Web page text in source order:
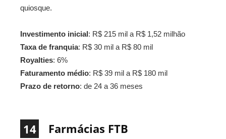
quiosque.
Investimento inicial: R$ 215 mil a R$ 1,52 milhão
Taxa de franquia: R$ 30 mil a R$ 80 mil
Royalties: 6%
Faturamento médio: R$ 39 mil a R$ 180 mil
Prazo de retorno: de 24 a 36 meses
14 Farmácias FTB